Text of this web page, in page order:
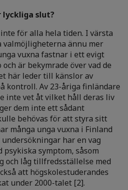
lyckliga slut?
för alla hela tiden. I värsta
valmöjligheterna ännu mer
vuxna fastnar i ett evigt
är bekymrade över vad de
här leder till känslor av
kontroll. Av 23-åriga finländare
inte vet åt vilket håll deras liv
dem inte ett sådant
behövas för att styra sitt
många unga vuxna i Finland
har en vag
symptom, såsom
och låg tillfredsställelse med
att högskolestuderandes
under 2000-talet [2].